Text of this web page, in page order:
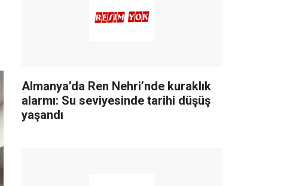
Almanya’da Ren Nehri’nde kuraklık
alarmı: Su seviyesinde tarihi düşüş
yaşandı